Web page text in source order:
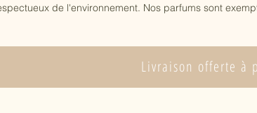
de l'environnement. Nos parfums sont
Livraison offerte à